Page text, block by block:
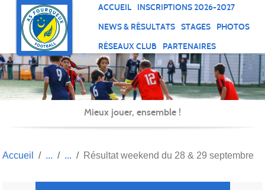
ACCUEIL
INSCRIPTIONS 2026-2027
NEWS & RÉSULTATS
STAGES
PHOTOS
RÉSEAUX CLUB
PARTENAIRES
Mieux jouer, ensemble !
Accueil Résultat weekend du 28 & 29 septembre
Panneau de gestion des cookies